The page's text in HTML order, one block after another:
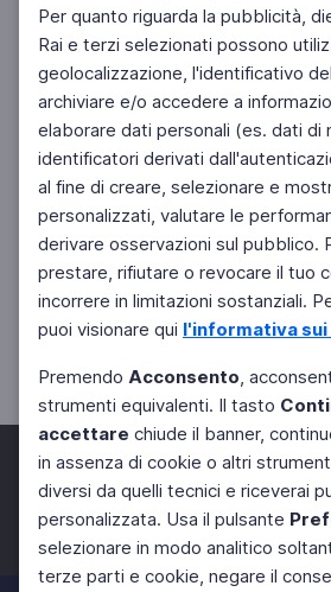
Per quanto riguarda la pubblicità,
Rai e terzi selezionati possono
geolocalizzazione, l'identificativo
archiviare e/o accedere a
elaborare dati personali (es. dati di
identificatori derivati
al fine di creare, selezionare e
personalizzati, valutare le
derivare osservazioni sul pubblico.
prestare, rifiutare o revocare il tuo
incorrere in limitazioni sostanziali.
puoi visionare qui l'informativa sui
Premendo Acconsento,
strumenti equivalenti. Il tasto
accettare chiude il banner,
in assenza di cookie o altri
diversi da quelli tecnici e riceverai
personalizzata. Usa il pulsante
selezionare in modo analitico
terze parti e cookie, negare il
Facebook Twitter